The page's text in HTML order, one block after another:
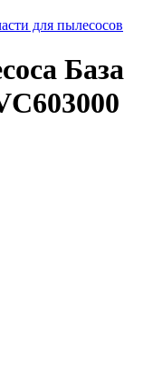
для пылесосов
База